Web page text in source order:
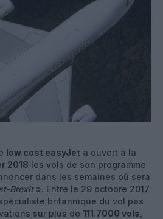
low cost easyJet a ouvert à la
2018 les vols de son programme
dans les semaines où sera
Brexit». Entre le 29 octobre 2017
britannique du vol pas
sur plus de 111.7000 vols